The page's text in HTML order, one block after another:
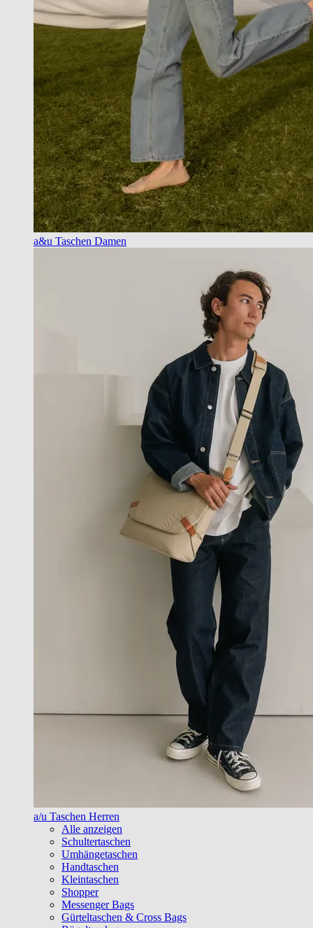
a&u Taschen Damen
a/u Taschen Herren
Alle anzeigen
Schultertaschen
Umhängetaschen
Handtaschen
Kleintaschen
Shopper
Messenger Bags
Gürteltaschen & Cross Bags